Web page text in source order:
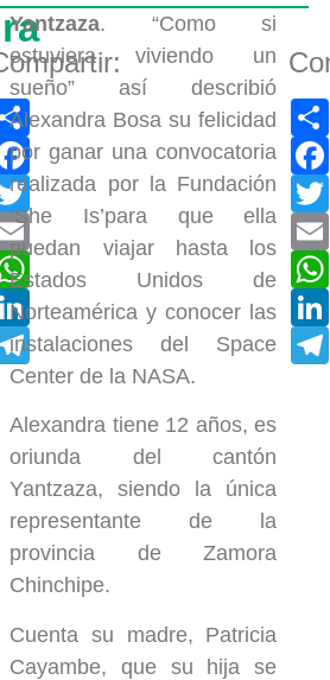
Compartir
Facebook
Twitter
Email
WhatsApp
LinkedIn
Telegram
Yantzaza. “Como si
estuviera viviendo un
sueño” así describió
Alexandra Bosa su felicidad
por ganar una convocatoria
realizada por la Fundación
‘She Is’para que ella
puedan viajar hasta los
Estados Unidos de
Norteamérica y conocer las
instalaciones del Space
Center de la NASA.
Alexandra tiene 12 años, es
oriunda del cantón
Yantzaza, siendo la única
representante de la
provincia de Zamora
Chinchipe.
Cuenta su madre, Patricia
Cayambe, que su hija se